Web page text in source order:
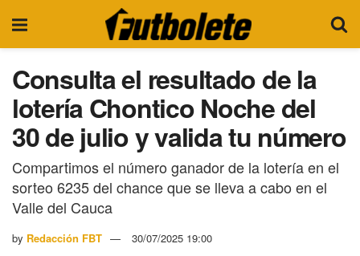
Consulta el resultado de la
lotería Chontico Noche del
30 de julio y valida tu número
Compartimos el número ganador de la lotería en el
sorteo 6235 del chance que se lleva a cabo en el
Valle del Cauca
by Redacción FBT 30/07/2025 19:00